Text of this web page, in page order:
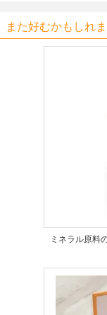
また好むかもしれ
ミネラル原料